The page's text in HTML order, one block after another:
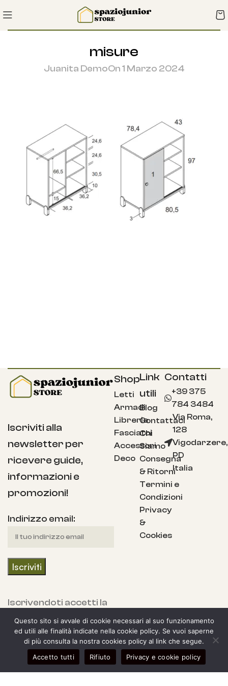
misure
Juanita DemoOn 1 Marzo 2024
Iscriviti alla
newsletter per
ricevere guide,
informazioni e
promozioni!
Indirizzo email:
Iscrivendoti accetti la
nostra Informativa
sulla privacy e fornisci
il consenso a ricevere
aggiornamenti dalla
nostra azienda.
Shop
Letti
Armadi
Librerie
Fasciatoi
Accessori
Deco
Link
utili
Blog
Contattaci
Chi
Siamo
Consegna
& Ritorni
Termini e
Condizioni
Privacy
&
Cookies
Contatti
+39 375
784 3484
Via Roma,
128
Vigodarzere,
PD
Italia
laterale
Il mio account
0
Carrello
Questo sito si avvale di cookie necessari al suo funzionamento
ed utili alle finalità indicate nella cookie policy. Se vuoi saperne
di più consulta la nostra cookies policy al link che segue.
Accetto tutti
Rifiuto Privacy e cookie policy